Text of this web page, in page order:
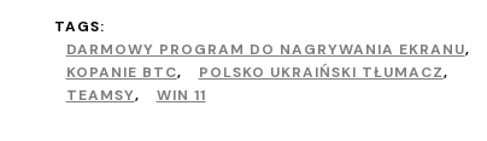
TAGS:
DARMOWY PROGRAM DO NAGRYWANIA EKRANU,
KOPANIE BTC, POLSKO UKRAIŃSKI TŁUMACZ,
TEAMSY, WIN 11